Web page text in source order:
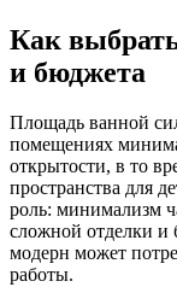
Как
и бюджета
Площадь ванной
помещениях
открытости, в то
пространства для
роль: минимализм
сложной отделки и
модерн может
работы.